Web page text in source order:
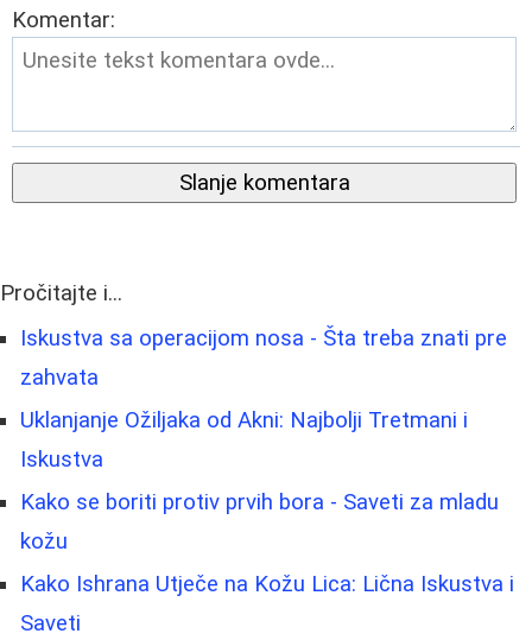
Komentar:
Slanje komentara
Pročitajte i...
Iskustva sa operacijom nosa - Šta treba znati pre
zahvata
Uklanjanje Ožiljaka od Akni: Najbolji Tretmani i
Iskustva
Kako se boriti protiv prvih bora - Saveti za mladu
kožu
Kako Ishrana Utječe na Kožu Lica: Lična Iskustva i
Saveti